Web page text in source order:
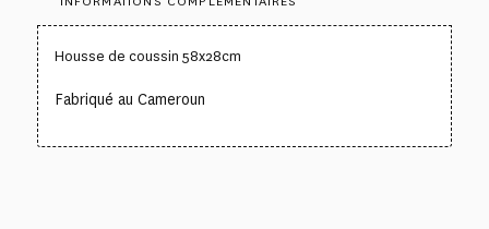
Housse de coussin 58x28cm
Fabriqué au Cameroun